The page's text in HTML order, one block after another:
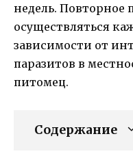
недель.
осуществляться
зависимости от
паразитов в
питомец.
Содержание